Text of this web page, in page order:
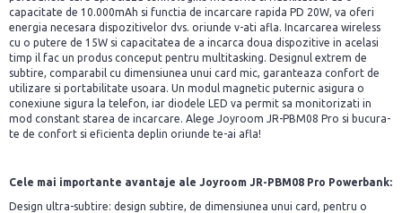
capacitate de 10.000mAh si functia de incarcare rapida PD 20W, va oferi
energia necesara dispozitivelor dvs. oriunde v-ati afla. Incarcarea wireless
cu o putere de 15W si capacitatea de a incarca doua dispozitive in acelasi
timp il fac un produs conceput pentru multitasking. Designul extrem de
subtire, comparabil cu dimensiunea unui card mic, garanteaza confort de
utilizare si portabilitate usoara. Un modul magnetic puternic asigura o
conexiune sigura la telefon, iar diodele LED va permit sa monitorizati in
mod constant starea de incarcare. Alege Joyroom JR-PBM08 Pro si bucura-
te de confort si eficienta deplin oriunde te-ai afla!
Cele mai importante avantaje ale Joyroom JR-PBM08 Pro Powerbank:
Design ultra-subtire: design subtire, de dimensiunea unui card, pentru o